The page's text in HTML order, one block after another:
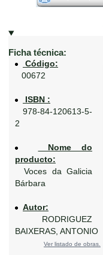
Ficha técnica:
Código:
00672
ISBN :
978-84-120613-5-
2
Nome do
producto:
Voces da Galicia
Bárbara
Autor:
RODRIGUEZ
BAIXERAS, ANTONIO
Ver listado de obras.